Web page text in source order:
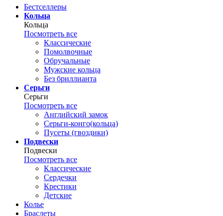
Бестселлеры
Кольца
Кольца
Посмотреть все
Классические
Помолвочные
Обручальные
Мужские кольца
Без бриллианта
Серьги
Серьги
Посмотреть все
Английский замок
Серьги-конго(кольца)
Пусеты (гвоздики)
Подвески
Подвески
Посмотреть все
Классические
Сердечки
Крестики
Детские
Колье
Браслеты